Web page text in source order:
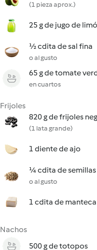
(1 pieza aprox.)
25 g de jugo de
½ cdita de sal fina
o al gusto
65 g de tomate
en cuartos
Frijoles
820 g de frijoles
(1 lata grande)
1 diente de ajo
¼ cdita de
o al gusto
1 cdita de
Nachos
500 g de totopos